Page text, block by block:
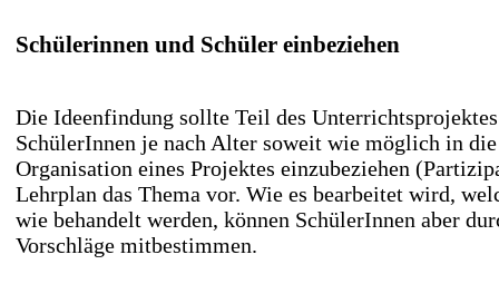
Schülerinnen und Schüler einbeziehen
Die Ideenfindung sollte Teil des
SchülerInnen je nach Alter soweit wie möglich in
Organisation eines Projektes einzubeziehen
Lehrplan das Thema vor. Wie es bearbeitet wird,
wie behandelt werden, können SchülerInnen aber
Vorschläge mitbestimmen.